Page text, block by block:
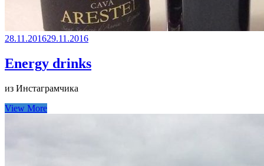
28.11.201629.11.2016
Energy drinks
из Инстаграмчика
View More